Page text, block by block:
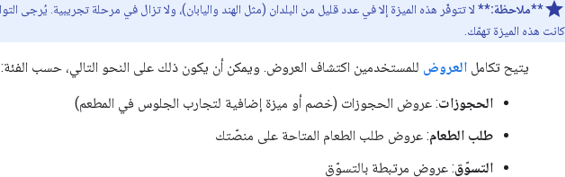
**ملاحظة:**
كانت هذه الميزة تهمّك.
يتيح تكامل العروض للمستخدمين اكتشاف العروض. ويمكن أن يكون ذلك على النحو التالي، حسب الفئة:
الحجوزات: عروض الحجوزات (خصم أو ميزة إضافية لتجارب الجلوس في المطعم)
طلب الطعام: عروض طلب الطعام المتاحة على منصّتك
التسوّق: عروض مرتبطة بالتسوّق